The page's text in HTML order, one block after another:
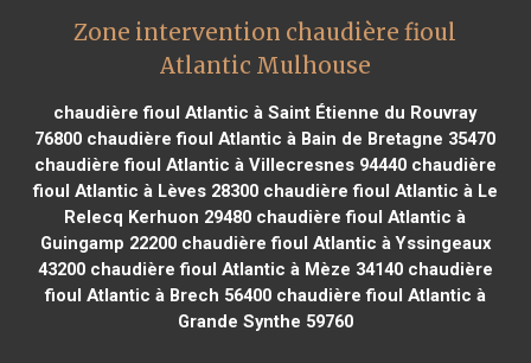
Zone intervention chaudière fioul
Atlantic Mulhouse
chaudière fioul Atlantic à Saint Étienne du Rouvray
76800 chaudière fioul Atlantic à Bain de Bretagne 35470
chaudière fioul Atlantic à Villecresnes 94440chaudière
fioul Atlantic à Lèves 28300chaudière fioul Atlantic à Le
Relecq Kerhuon 29480 chaudière fioul Atlantic à
Guingamp 22200chaudière fioul Atlantic à Yssingeaux
43200chaudière fioul Atlantic à Mèze 34140chaudière
fioul Atlantic à Brech 56400chaudière fioul Atlantic à
Grande Synthe 59760